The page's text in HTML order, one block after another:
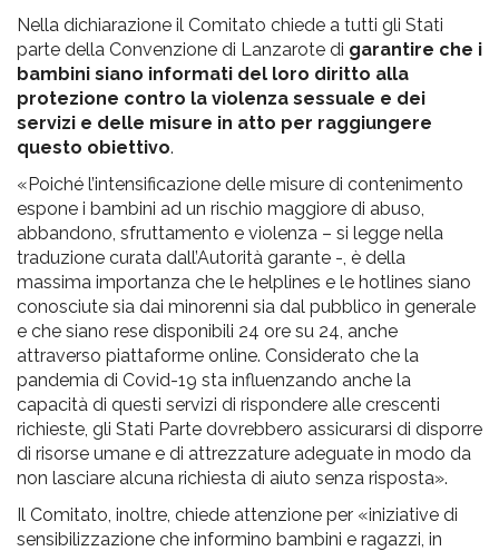
Nella dichiarazione il Comitato chiede a tutti gli Stati
parte della Convenzione di Lanzarote di garantire che i
bambini siano informati del loro diritto alla
protezione contro la violenza sessuale e dei
servizi e delle misure in atto per raggiungere
questo obiettivo.
«Poiché l’intensificazione delle misure di contenimento
espone i bambini ad un rischio maggiore di abuso,
abbandono, sfruttamento e violenza – si legge nella
traduzione curata dall’Autorità garante -, è della
massima importanza che le helplines e le hotlines siano
conosciute sia dai minorenni sia dal pubblico in generale
e che siano rese disponibili 24 ore su 24, anche
attraverso piattaforme online. Considerato che la
pandemia di Covid-19 sta influenzando anche la
capacità di questi servizi di rispondere alle crescenti
richieste, gli Stati Parte dovrebbero assicurarsi di disporre
di risorse umane e di attrezzature adeguate in modo da
non lasciare alcuna richiesta di aiuto senza risposta».
Il Comitato, inoltre, chiede attenzione per «iniziative di
sensibilizzazione che informino bambini e ragazzi, in